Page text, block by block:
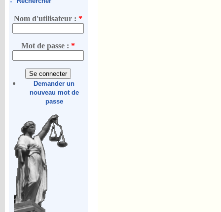
Nom d'utilisateur :*
Mot de passe :*
Demander un
nouveau mot de
passe